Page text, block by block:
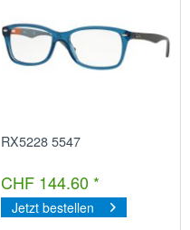
RX5228 5547
CHF 144.60 *
Jetzt bestellen